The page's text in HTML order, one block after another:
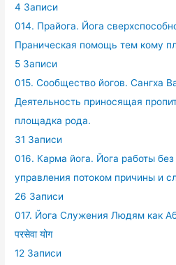
4 Записи
014. Прайога. Йога
Праническая помощь тем кому
5 Записи
015. Сообщество йогов. Сангха
Деятельность приносящая
площадка рода.
31 Записи
016. Карма йога. Йога работы
управления потоком причины и
26 Записи
017. Йога Служения Людям как
परसेवा योग
12 Записи